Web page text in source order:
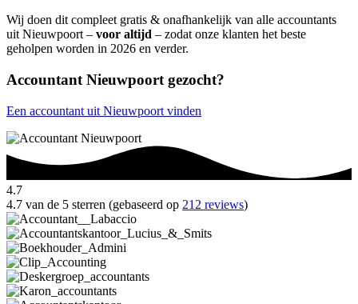
Wij doen dit compleet gratis & onafhankelijk van alle accountants
uit Nieuwpoort – voor altijd – zodat onze klanten het beste
geholpen worden in 2026 en verder.
Accountant Nieuwpoort gezocht?
Een accountant uit Nieuwpoort vinden
4.7
4.7 van de 5 sterren (gebaseerd op 212 reviews)